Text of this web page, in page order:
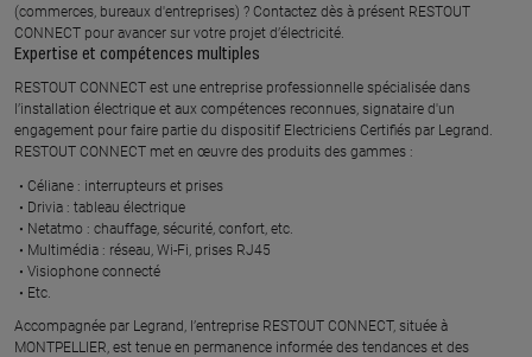
(commerces, bureaux d'entreprises) ? Contactez dès à présent RESTOUT
CONNECT pour avancer sur votre projet d’électricité.
Expertise et compétences multiples​
​RESTOUT CONNECT est une entreprise professionnelle spécialisée dans
l’installation électrique et aux compétences reconnues, ​signataire d'un
engagement pour faire partie du dispositif Electriciens Certifiés par Legrand​.
RESTOUT CONNECT met en œuvre des produits des gammes : ​
Céliane : interrupteurs et prises ​
Drivia : tableau électrique ​
Netatmo : chauffage, sécurité, confort, etc.​
Multimédia : réseau, Wi-Fi, prises RJ45​
Visiophone connecté​
Etc.​
​Accompagnée par Legrand, l’entreprise RESTOUT CONNECT, située à
MONTPELLIER, est tenue en permanence informée des tendances et des